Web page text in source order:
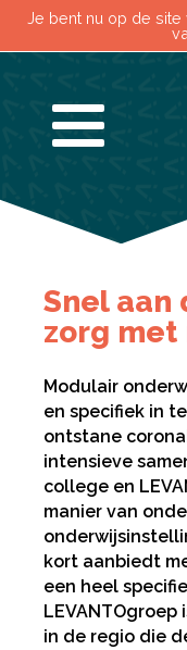
Je bent nu op de site
Snel aan
zorg
Modulair
en specifiek in
ontstane
intensieve
college en
manier van
kort aanbiedt
een heel
in de regio die